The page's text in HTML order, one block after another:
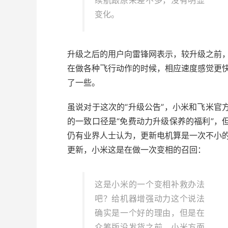
变化。
升级之后的用户向雷锋网表示，较升级之前，
在做各种飞行动作的时候，相应速度感觉更
了一些。
虽说对于这次的“升级公告”，小米和飞米官
的一致口径是“免费动力升级保养的福利”，
仍有业界人士认为，更新电机算是一次不小
更新，小米这是在做一次变相的召回：
这是小米的一个变相补救办法
吧？给机器增强动力这个说法
确实是一个好的理由，但是在